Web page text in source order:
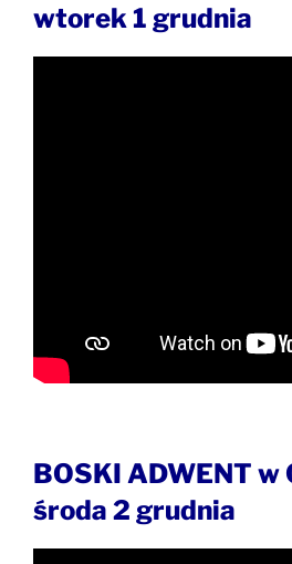
wtorek 1 grudnia
BOSKI ADWENT w
środa 2 grudnia